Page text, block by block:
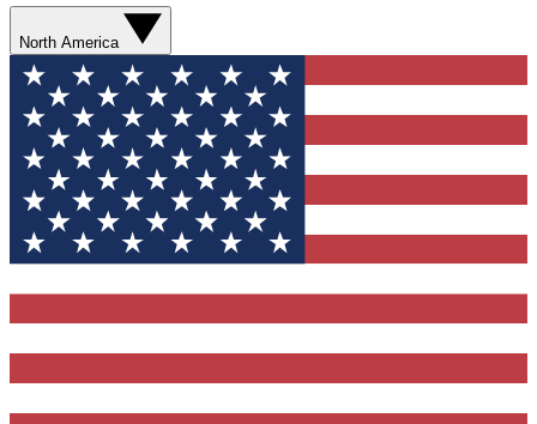
North America